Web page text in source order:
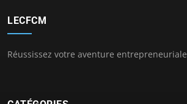
LECFCM
Réussissez votre aventure entrepreneuriale